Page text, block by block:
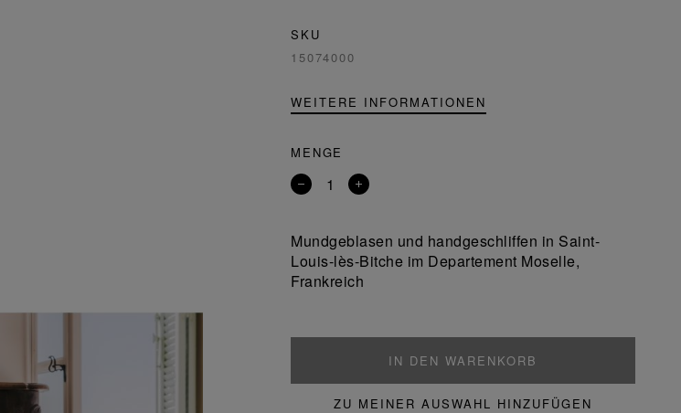
SKU
15074000
WEITERE INFORMATIONEN
MENGE
Entfernen
Produkt
Ein
Mundgeblasen und handgeschliffen in Saint-
Louis-lès-Bitche im Departement Moselle,
Frankreich
IN DEN WARENKORB
ZU MEINER AUSWAHL HINZUFÜGEN